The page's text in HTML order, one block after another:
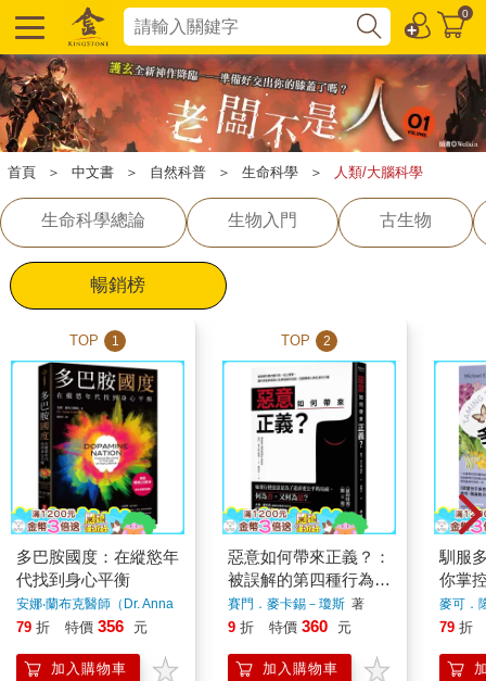
0
首頁 ＞ 中文書 ＞ 自然科普 ＞ 生命科學 ＞ 人類/大腦科學
生命科學總論 生物入門 古生物
暢銷榜
TOP 1
多巴胺國度：在縱慾年
代找到身心平衡
安娜‧蘭布克醫師（Dr. Anna
Lembke）著
79 折 特價 356 元
加入購物車
TOP 2
惡意如何帶來正義？：
被誤解的第四種行為，
從心理學、腦科學重新
解讀人性黑暗面的成
的力量
賽門．麥卡錫－瓊斯 著
9 折 特價 360 元
加入購物車
馴服
你掌
子，
止境
天
麥可．
79 折